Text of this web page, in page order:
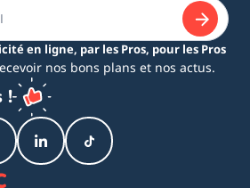
en ligne, par les Pros, pour les Pros
nos bons plans et nos actus.
!